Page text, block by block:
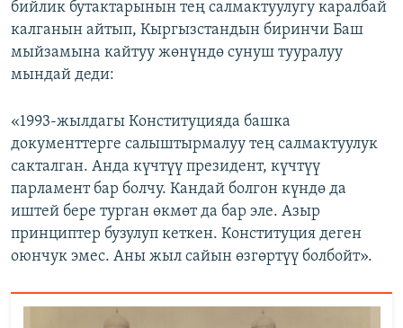
бийлик бутактарынын тең салмактуулугу каралбай
калганын айтып, Кыргызстандын биринчи Баш
мыйзамына кайтуу жөнүндө сунуш тууралуу
мындай деди:
«1993-жылдагы Конституцияда башка
документтерге салыштырмалуу тең салмактуулук
сакталган. Анда күчтүү президент, күчтүү
парламент бар болчу. Кандай болгон күндө да
иштей бере турган өкмөт да бар эле. Азыр
принциптер бузулуп кеткен. Конституция деген
оюнчук эмес. Аны жыл сайын өзгөртүү болбойт».